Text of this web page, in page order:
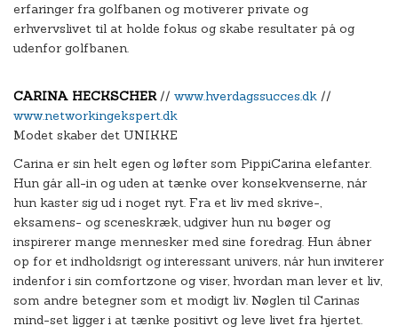
erfaringer fra golfbanen og motiverer private og
erhvervslivet til at holde fokus og skabe resultater på og
udenfor golfbanen.
CARINA HECKSCHER// www.hverdagssucces.dk //
www.networkingekspert.dk
Modet skaber det UNIKKE
Carina er sin helt egen og løfter som PippiCarina elefanter.
Hun går all-in og uden at tænke over konsekvenserne, når
hun kaster sig ud i noget nyt. Fra et liv med skrive-,
eksamens- og sceneskræk, udgiver hun nu bøger og
inspirerer mange mennesker med sine foredrag. Hun åbner
op for et indholdsrigt og interessant univers, når hun inviterer
indenfor i sin comfortzone og viser, hvordan man lever et liv,
som andre betegner som et modigt liv. Nøglen til Carinas
mind-set ligger i at tænke positivt og leve livet fra hjertet.